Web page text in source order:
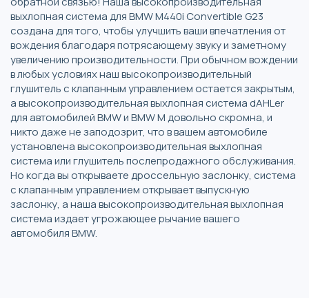
выхлопная система для BMW M440i Convertible G23
создана для того, чтобы улучшить ваши впечатления от
вождения благодаря потрясающему звуку и заметному
увеличению производительности. При обычном вождении
в любых условиях наш высокопроизводительный
глушитель с клапанным управлением остается закрытым,
а высокопроизводительная выхлопная система dAHLer
для автомобилей BMW и BMW M довольно скромна, и
никто даже не заподозрит, что в вашем автомобиле
установлена ​​высокопроизводительная выхлопная
система или глушитель послепродажного обслуживания.
Но когда вы открываете дроссельную заслонку, система
с клапанным управлением открывает выпускную
заслонку, а наша высокопроизводительная выхлопная
система издает угрожающее рычание вашего
автомобиля BMW.